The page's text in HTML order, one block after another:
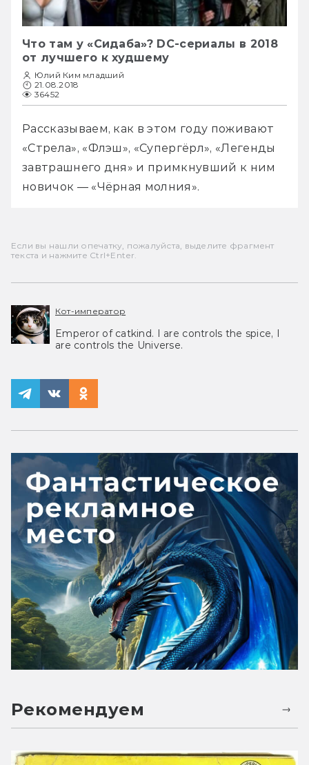
Что там у «Сидаба»? DC-сериалы в 2018
от лучшего к худшему
Юлий Ким младший
21.08.2018
36452
Рассказываем, как в этом году поживают
«Стрела», «Флэш», «Супергёрл», «Легенды
завтрашнего дня» и примкнувший к ним
новичок — «Чёрная молния».
Если вы нашли опечатку, пожалуйста, выделите фрагмент
текста и нажмите Ctrl+Enter.
Кот-император
Emperor of catkind. I are controls the spice, I
are controls the Universe.
Рекомендуем